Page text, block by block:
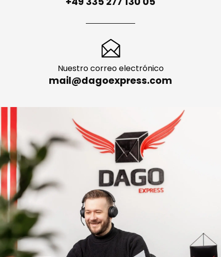
Nuestro correo electrónico
mail@dagoexpress.com